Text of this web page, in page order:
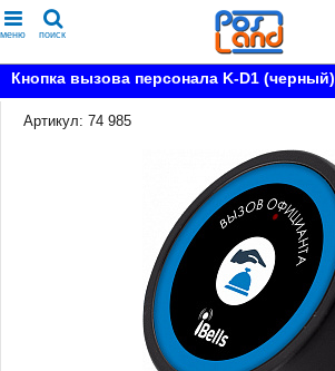
меню поиск
Кнопка вызова персонала K-D1 (черный)
Артикул: 74 985